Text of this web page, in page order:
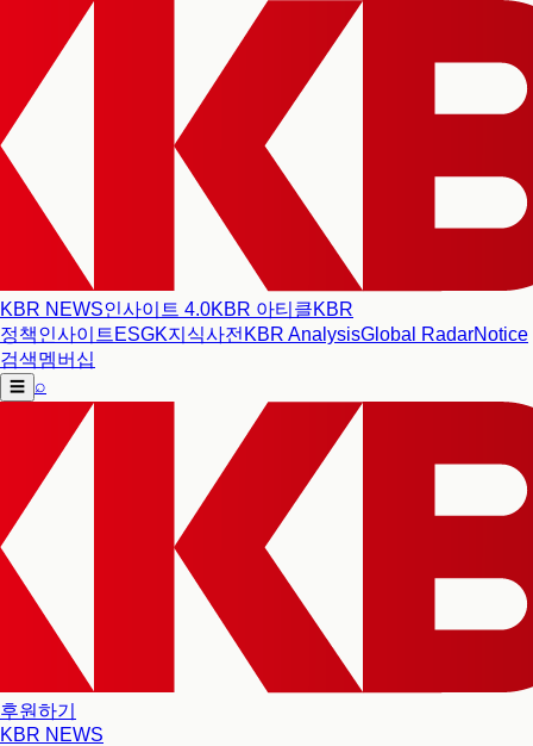
KBR NEWS인사이트 4.0KBR 아티클KBR
정책인사이트 ESGK지식사전 KBR AnalysisGlobal RadarNotice
검색멤버십
☰ ⌕
후원하기
KBR NEWS